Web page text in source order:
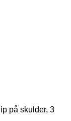
på skulder, 3